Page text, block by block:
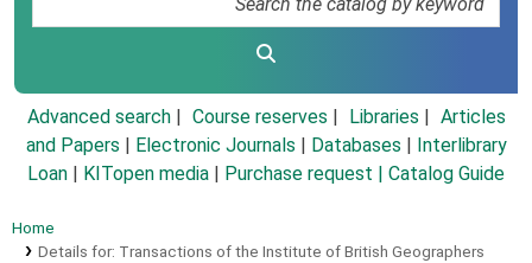
Advanced search Course reserves Libraries
Articles
and Papers
Electronic Journals Databases
Interlibrary
Loan
KITopen media Purchase request | Catalog Guide
Home
Details for: Transactions of the Institute of British Geographers